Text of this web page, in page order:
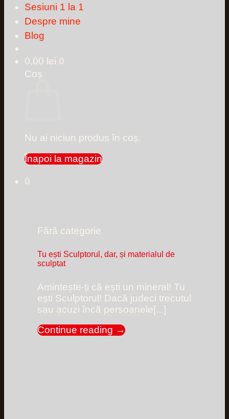
Sesiuni 1 la 1
Despre mine
Blog
0,00 lei 0
Coș
Nu ai niciun produs în coș.
Înapoi la magazin
0
Fără categorie
Tu ești Sculptorul, dar, și materialul de
sculptat
Amintește-ți că ești un mineral! Tu
ești Sculptorul! Dacă judeci trecutul
sau acuzi încă persoanele[...]
Continue reading →